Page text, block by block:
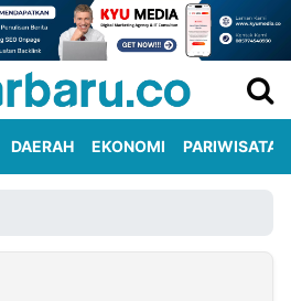
DAERAH EKONOMI PARIWISATA